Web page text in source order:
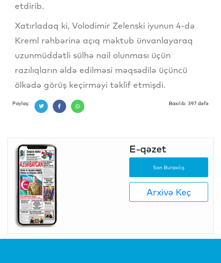
etdirib.
Xatırladaq ki, Volodimir Zelenski iyunun 4-də
Kreml rəhbərinə açıq məktub ünvanlayaraq
uzunmüddətli sülhə nail olunması üçün
razılıqların əldə edilməsi məqsədilə üçüncü
ölkədə görüş keçirməyi təklif etmişdi.
Paylaş: Baxılıb: 397 dəfə
E-qəzet
Son Buraxılış
Arxivə Keç